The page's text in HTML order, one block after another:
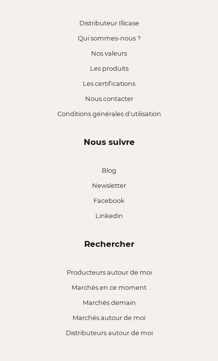
Distributeur Illicase
Qui sommes-nous ?
Nos valeurs
Les produits
Les certifications
Nous contacter
Conditions générales d'utilisation
Nous suivre
Blog
Newsletter
Facebook
Linkedin
Rechercher
Producteurs autour de moi
Marchés en ce moment
Marchés demain
Marchés autour de moi
Distributeurs autour de moi